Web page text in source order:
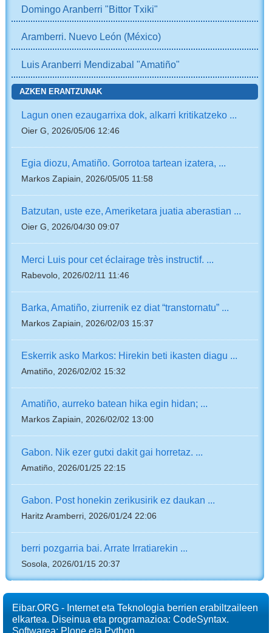
Domingo Aranberri "Bittor Txiki"
Aramberri. Nuevo León (México)
Luis Aranberri Mendizabal "Amatiño"
AZKEN ERANTZUNAK
Lagun onen ezaugarrixa dok, alkarri kritikatzeko ...
Oier G, 2026/05/06 12:46
Egia diozu, Amatiño. Gorrotoa tartean izatera, ...
Markos Zapiain, 2026/05/05 11:58
Batzutan, uste eze, Ameriketara juatia aberastian ...
Oier G, 2026/04/30 09:07
Merci Luis pour cet éclairage très instructif. ...
Rabevolo, 2026/02/11 11:46
Barka, Amatiño, ziurrenik ez diat “transtornatu” ...
Markos Zapiain, 2026/02/03 15:37
Eskerrik asko Markos: Hirekin beti ikasten diagu ...
Amatiño, 2026/02/02 15:32
Amatiño, aurreko batean hika egin hidan; ...
Markos Zapiain, 2026/02/02 13:00
Gabon. Nik ezer gutxi dakit gai horretaz. ...
Amatiño, 2026/01/25 22:15
Gabon. Post honekin zerikusirik ez daukan ...
Haritz Aramberri, 2026/01/24 22:06
berri pozgarria bai. Arrate Irratiarekin ...
Sosola, 2026/01/15 20:37
Eibar.ORG - Internet eta Teknologia berrien erabiltzaileen
elkartea. Diseinua eta programazioa: CodeSyntax.
Softwarea: Plone eta Python